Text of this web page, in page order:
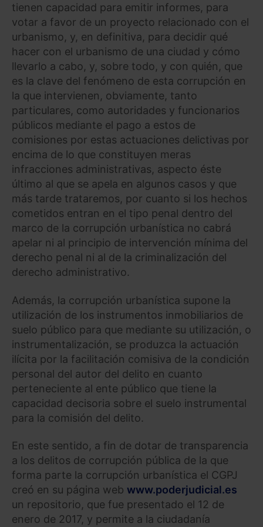
tienen capacidad para emitir informes, para
votar a favor de un proyecto relacionado con el
urbanismo, y, en definitiva, para decidir qué
hacer con el urbanismo de una ciudad y cómo
llevarlo a cabo, y, sobre todo, y con quién, que
es la clave del fenómeno de esta corrupción en
la que intervienen, obviamente, tanto
particulares, como autoridades y funcionarios
públicos mediante el pago a estos de
comisiones por estas actuaciones delictivas por
encima de lo que constituyen meras
infracciones administrativas, aspecto éste
último al que se apela en algunos casos y que
más tarde trataremos, por cuanto si los hechos
cometidos entran en el tipo penal dentro del
marco de la corrupción urbanística no cabrá
apelar ni al principio de intervención mínima del
derecho penal ni al de la criminalización del
derecho administrativo.
Además, la corrupción urbanística supone la
utilización de los instrumentos inmobiliarios de
suelo público para que mediante su utilización, o
instrumentalización, se produzca la actuación
ilícita por la facilitación comisiva de la condición
personal del autor del delito en cuanto
perteneciente al ente público que tiene la
capacidad decisoria sobre el suelo instrumental
para la comisión del delito.
En este sentido, a fin de dotar de transparencia
a los delitos de corrupción pública de la que
forma parte la corrupción urbanística el CGPJ
creó en su página web www.poderjudicial.es
un repositorio, que fue presentado el 12 de
enero de 2017, y permite a la ciudadanía